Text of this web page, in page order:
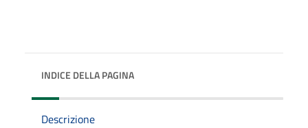
INDICE DELLA PAGINA
Descrizione